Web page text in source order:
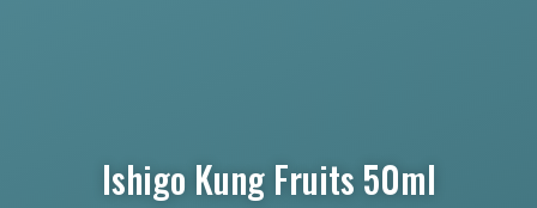
Ishigo Kung Fruits 50ml